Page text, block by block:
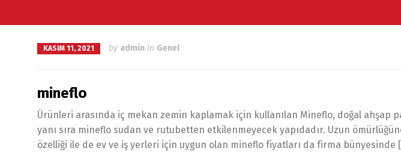
KASIM 11, 2021 by admin in Genel
mineflo
Ürünleri arasında iç mekan zemin kaplamak için kullanılan Mineflo, doğal
yanı sıra mineflo sudan ve rutubetten etkilenmeyecek yapıdadır. Uzun
özelliği ile de ev ve iş yerleri için uygun olan mineflo fiyatları da firma bünyesinde